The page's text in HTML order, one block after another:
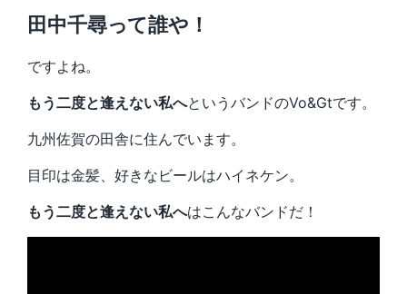
田中千尋って誰や！
ですよね。
もう二度と逢えない私へというバンドのVo&Gtです。
九州佐賀の田舎に住んでいます。
目印は金髪、好きなビールはハイネケン。
もう二度と逢えない私へはこんなバンドだ！